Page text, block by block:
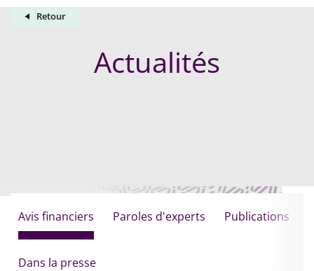
Retour
Actualités
Avis financiers Paroles d'experts Publications
Dans la presse